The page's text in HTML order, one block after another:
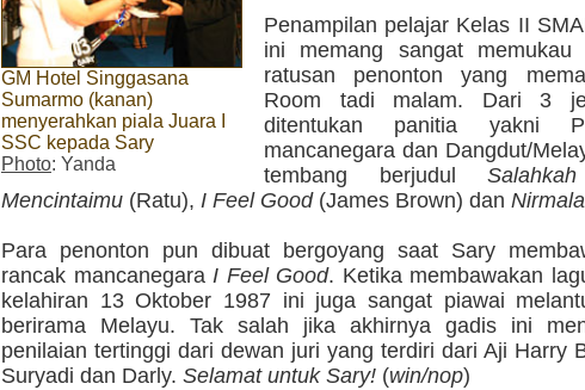
GM Hotel Singgasana
Sumarmo (kanan)
menyerahkan piala Juara I
SSC kepada Sary
Photo: Yanda
Penampilan pelajar Kelas II
ini memang sangat memukau
ratusan penonton yang
Room tadi malam. Dari 3
ditentukan panitia yakni
mancanegara dan Dangdut/
tembang berjudul
Mencintaimu (Ratu), I Feel Good(James Brown) dan Nirmala
Para penonton pun dibuat bergoyang saat Sary
rancak mancanegaraI Feel Good. Ketika membawakan
kelahiran 13 Oktober 1987 ini juga sangat piawai
berirama Melayu. Tak salah jika akhirnya gadis ini
penilaian tertinggi dari dewan juri yang terdiri dari Aji Harry
Suryadi dan Darly. Selamat untuk Sary! (win/nop)